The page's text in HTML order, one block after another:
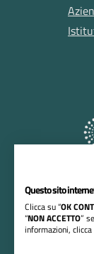
Questo sito
Clicca su “OK
“NON ACCETTO”
informazioni, clicca